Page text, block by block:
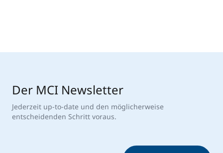
Der MCI Newsletter
Jederzeit up-to-date und den möglicherweise
entscheidenden Schritt voraus.